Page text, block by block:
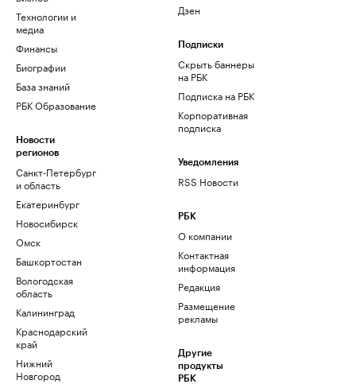
Технологии и
медиа
Финансы
Биографии
База знаний
РБК Образование
Новости
регионов
Санкт-Петербург
и область
Екатеринбург
Новосибирск
Омск
Башкортостан
Вологодская
область
Калининград
Краснодарский
край
Нижний
Новгород
Дзен
Подписки
Скрыть баннеры
на РБК
Подписка на РБК
Корпоративная
подписка
Уведомления
RSS Новости
РБК
О компании
Контактная
информация
Редакция
Размещение
рекламы
Другие
продукты
РБК